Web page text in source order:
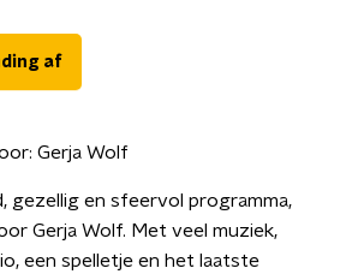
af
Gerja Wolf
gezellig en sfeervol programma,
Gerja Wolf. Met veel muziek,
een spelletje en het laatste